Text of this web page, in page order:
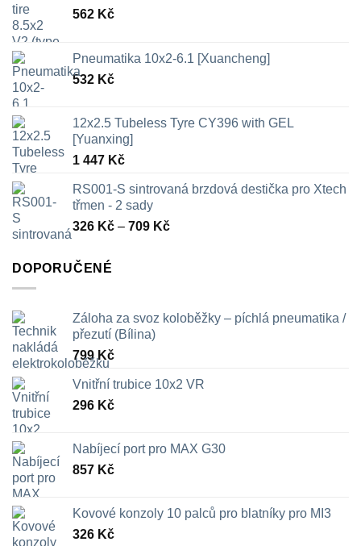
562 Kč
Pneumatika 10x2-6.1 [Xuancheng]
532 Kč
12x2.5 Tubeless Tyre CY396 with GEL
[Yuanxing]
1 447 Kč
RS001-S sintrovaná brzdová destička pro Xtech
třmen - 2 sady
326 Kč – 709 KčRozpětí
DOPORUČENÉ
Záloha za svoz koloběžky – píchlá pneumatika /
přezutí (Bílina)
799Kč
Vnitřní trubice 10x2 VR
296 Kč
Nabíjecí port pro MAX G30
857 Kč
Kovové konzoly 10 palců pro blatníky pro MI3
326 Kč